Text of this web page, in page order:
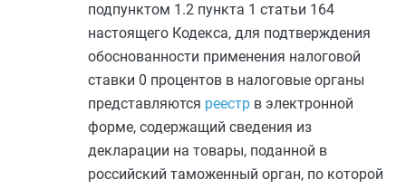
подпунктом 1.2 пункта 1 статьи 164
настоящего Кодекса, для подтверждения
обоснованности применения налоговой
ставки 0 процентов в налоговые органы
представляются реестр в электронной
форме, содержащий сведения из
декларации на товары, поданной в
российский таможенный орган, по которой